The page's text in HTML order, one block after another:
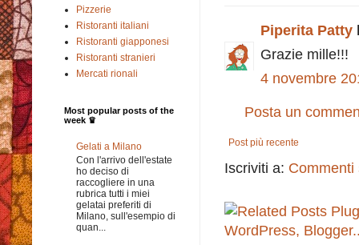
Piperita Patty
Grazie mille!!!
4 novembre
Posta un
Post più recente
Iscriviti a: Commenti
Pizzerie
Ristoranti italiani
Ristoranti giapponesi
Ristoranti stranieri
Mercati rionali
Most popular posts of the
week ♛
Gelati a Milano
Con l'arrivo dell'estate
ho deciso di
raccogliere in una
rubrica tutti i miei
gelatai preferiti di
Milano, sull'esempio di
quan...